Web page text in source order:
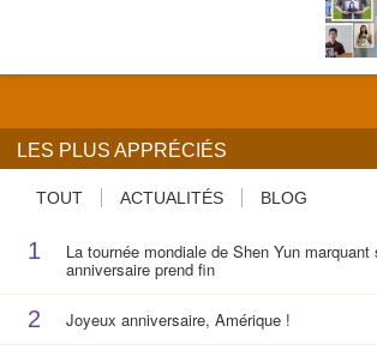
LES PLUS APPRÉCIÉS
TOUT ACTUALITÉS BLOG
1 La tournée mondiale de Shen Yun marquant
anniversaire prend fin
2 Joyeux anniversaire, Amérique !